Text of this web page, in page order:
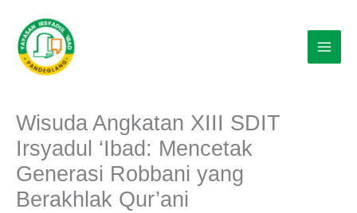
konten
Wisuda Angkatan XIII SDIT
Irsyadul ‘Ibad: Mencetak
Generasi Robbani yang
Berakhlak Qur’ani